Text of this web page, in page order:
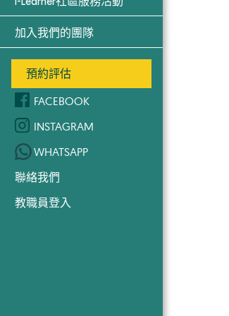
加入我們的團隊
預約評估
FACEBOOK
INSTAGRAM
WHATSAPP
聯絡我們
教職員登入